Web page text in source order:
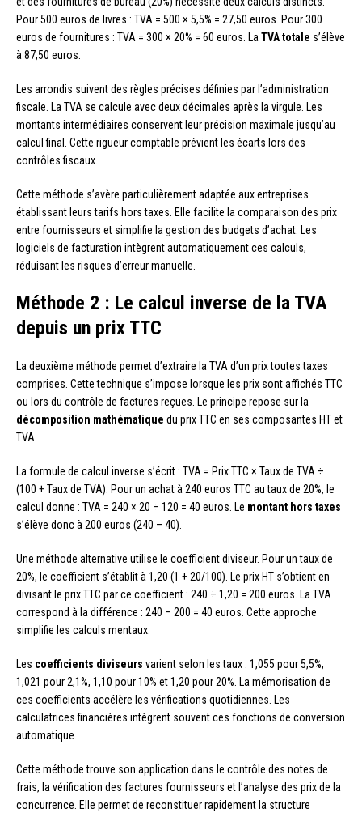
Pour 500 euros de livres : TVA = 500 × 5,5% = 27,50 euros. Pour 300
euros de fournitures : TVA = 300 × 20% = 60 euros. LaTVA totale s’élève
à 87,50 euros.
Les arrondis suivent des règles précises définies par l’administration
fiscale. La TVA se calcule avec deux décimales après la virgule. Les
montants intermédiaires conservent leur précision maximale jusqu’au
calcul final. Cette rigueur comptable prévient les écarts lors des
contrôles fiscaux.
Cette méthode s’avère particulièrement adaptée aux entreprises
établissant leurs tarifs hors taxes. Elle facilite la comparaison des prix
entre fournisseurs et simplifie la gestion des budgets d’achat. Les
logiciels de facturation intègrent automatiquement ces calculs,
réduisant les risques d’erreur manuelle.
Méthode 2 : Le calcul inverse de la TVA
depuis un prix TTC
La deuxième méthode permet d’extraire la TVA d’un prix toutes taxes
comprises. Cette technique s’impose lorsque les prix sont affichés TTC
ou lors du contrôle de factures reçues. Le principe repose sur la
décomposition mathématique du prix TTC en ses composantes HT et
TVA.
La formule de calcul inverse s’écrit : TVA = Prix TTC × Taux de TVA ÷
(100 + Taux de TVA). Pour un achat à 240 euros TTC au taux de 20%, le
calcul donne : TVA = 240 × 20 ÷ 120 = 40 euros. Le montant hors taxes
s’élève donc à 200 euros (240 – 40).
Une méthode alternative utilise le coefficient diviseur. Pour un taux de
20%, le coefficient s’établit à 1,20 (1 + 20/100). Le prix HT s’obtient en
divisant le prix TTC par ce coefficient : 240 ÷ 1,20 = 200 euros. La TVA
correspond à la différence : 240 – 200 = 40 euros. Cette approche
simplifie les calculs mentaux.
Les coefficients diviseurs varient selon les taux : 1,055 pour 5,5%,
1,021 pour 2,1%, 1,10 pour 10% et 1,20 pour 20%. La mémorisation de
ces coefficients accélère les vérifications quotidiennes. Les
calculatrices financières intègrent souvent ces fonctions de conversion
automatique.
Cette méthode trouve son application dans le contrôle des notes de
frais, la vérification des factures fournisseurs et l’analyse des prix de la
concurrence. Elle permet de reconstituer rapidement la structure